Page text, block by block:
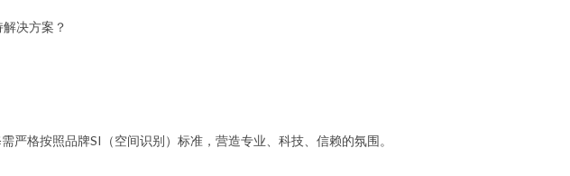
决方案？
严格按照品牌SI（空间识别）标准，营造专业、科技、信赖的氛围。